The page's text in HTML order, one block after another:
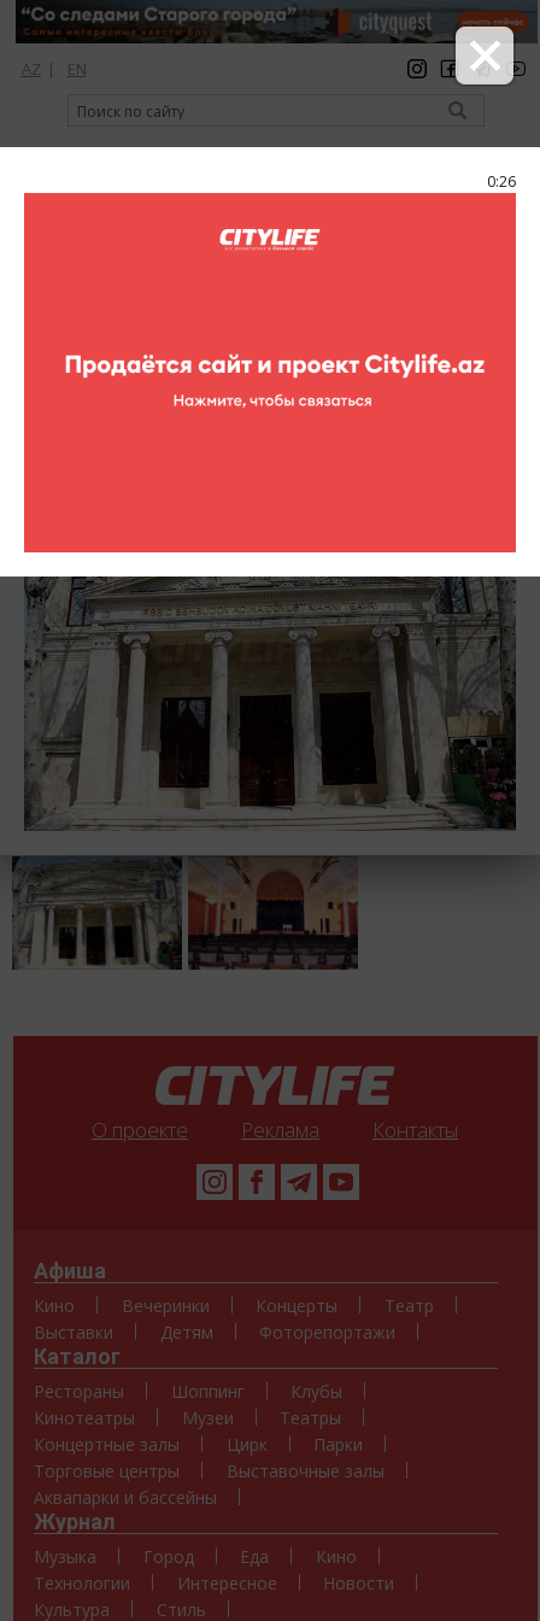
0:25
AZ | EN
регистрация вход Citylife Magazine
Театр Песни
культуры пения ханенде и характерных стиливых
чертитальянской школы, великий мастер создал свой
самобытный и оригинальный стиль. И сегодня особое место
занимают старинные народные песни, мугамы, теснифы,
эстрадная программа, исполняющиеся по сей день в
специфических традициях, заложенных великим певцом
Р.Бейбутовым. В 2000 г. творческая группа театра входила в
состав делегации, представляющей Азербайджан в Германии
на «EXPO-2000» (г.Ганновер). В 2011 году завершилась
реставрация и реконструкция здания театра, в котором
сегодня установлено самое современное оборудование.
О проекте Реклама Контакты
Афиша
Кино Вечеринки Концерты
Театр
Выставки
Детям Фоторепортажи
Каталог
Рестораны Шоппинг
Клубы
Кинотеатры
Музеи
Театры
Концертные залы
Цирк
Парки
Торговые центры
Выставочные залы
Аквапарки и бассейны
Журнал
Музыка Город Еда
Кино
Технологии
Интересное
Новости
Культура
Стиль